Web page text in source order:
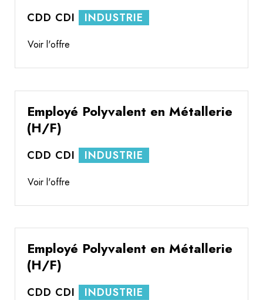
CDD CDI INDUSTRIE
Voir l'offre
Employé Polyvalent en Métallerie
(H/F)
CDD CDI INDUSTRIE
Voir l'offre
Employé Polyvalent en Métallerie
(H/F)
CDD CDI INDUSTRIE